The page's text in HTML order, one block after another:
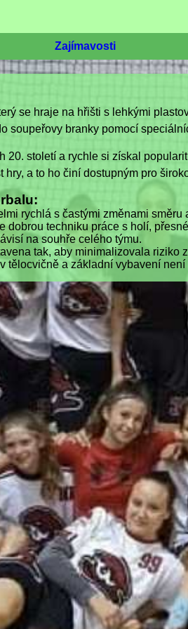
Zajímavosti
se hraje na hřišti s lehkými
soupeřovy branky pomocí
20. století a rychle si získal
a to ho činí dostupným pro
rychlá s častými změnami směru
dobrou techniku práce s holí,
na souhře celého týmu.
tak, aby minimalizovala riziko
tělocvičně a základní vybavení není